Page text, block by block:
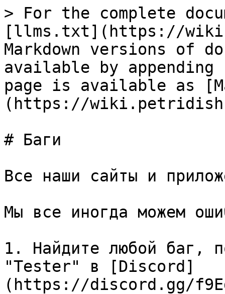
> For the complete
[llms.txt](https://
Markdown versions of
available by
page is available as
(https://
# Баги
Все наши сайты и
Мы все иногда можем
1. Найдите любой баг,
"Tester" в [Discord]
(https://discord.gg/